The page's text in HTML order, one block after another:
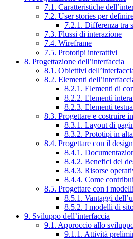
7.1. Caratteristiche
7.2. User stories per
7.2.1. Differenza tra
7.3. Flussi di interazione
7.4. Wireframe
7.5. Prototipi interattivi
8. Progettazione dell’interfaccia
8.1. Obiettivi
8.2. Elementi
8.2.1. Elementi di
8.2.2. Elementi
8.2.3. Elementi
8.3. Progettare e costruire
8.3.1. Layout di
8.3.2. Prototipi in
8.4. Progettare con il
8.4.1.
8.4.2. Benefici del
8.4.3. Risorse
8.4.4. Come
8.5. Progettare con i
8.5.1. Vantaggi
8.5.2. I modelli di
9. Sviluppo dell’interfaccia
9.1. Approccio allo
9.1.1. Attività